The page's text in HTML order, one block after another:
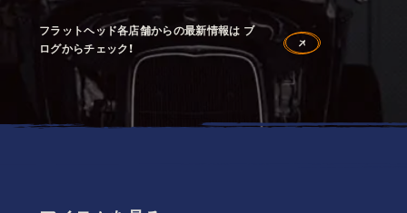
フラットヘッド各店舗からの最新情報は ブ
ログからチェック！